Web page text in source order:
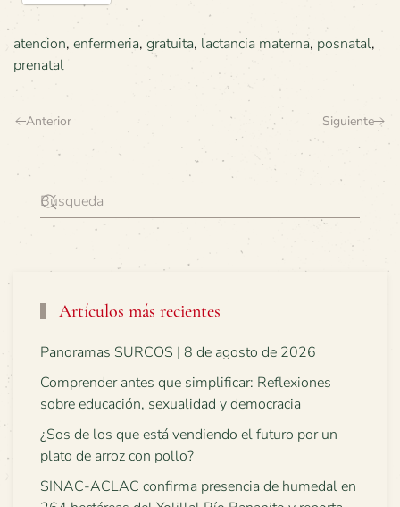
atencion, enfermeria, gratuita, lactancia materna, posnatal,
prenatal
Anterior Siguiente
Artículos más recientes
Panoramas SURCOS | 8 de agosto de 2026
Comprender antes que simplificar: Reflexiones
sobre educación, sexualidad y democracia
¿Sos de los que está vendiendo el futuro por un
plato de arroz con pollo?
SINAC-ACLAC confirma presencia de humedal en